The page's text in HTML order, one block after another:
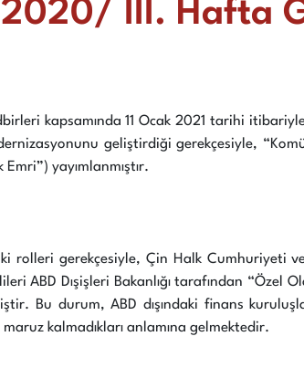
2020/ III. Hafta
kapsamında 11 Ocak 2021 tarihi
geliştirdiği gerekçesiyle,
yayımlanmıştır.
rolleri gerekçesiyle, Çin Halk Cumhuriyeti
ABD Dışişleri Bakanlığı tarafından
Bu durum, ABD dışındaki finans
kalmadıkları anlamına gelmektedir.